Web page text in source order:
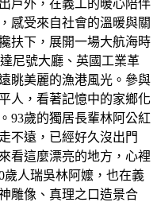
戶外，在義工的暖心陪伴
感受來自社會的溫暖與關
扶下，展開一場大航海時
尼號大廳、英國工業革
眺美麗的漁港風光。參與
人，看著記憶中的家鄉化
93歲的獨居長輩林阿公紅
不遠，已經好久沒出門
看這麼漂亮的地方，心裡
歲人瑞吳林阿嬤，也在義
雕像、真理之口造景合